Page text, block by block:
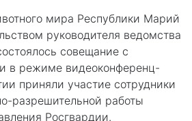
мира Республики Марий
руководителя ведомства
совещание с
в режиме видеоконференц-
приняли участие сотрудники
разрешительной работы
Росгвардии.